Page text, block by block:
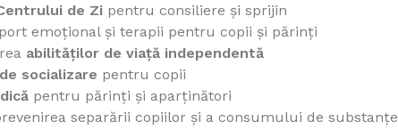
de Zi pentru consiliere și sprijin
emoțional și terapii pentru copii și părinți
abilităților de viață independentă
socializare pentru copii
pentru părinți și aparținători
separării copiilor și a consumului de substanțe